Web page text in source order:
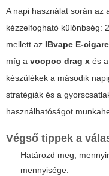
A napi használat során az
kézzelfogható különbség:
mellett az IBvape E-
míg a voopoo drag x és
készülékek a második
stratégiák és a
használhatóságot
Végső tippek a
Határozd meg,
mennyisége.